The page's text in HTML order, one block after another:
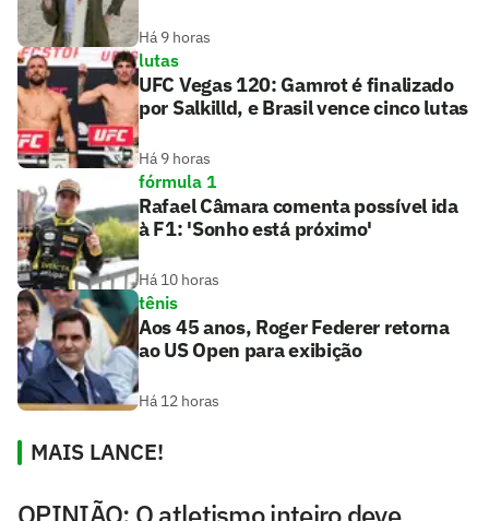
Há 9 horas
lutas
UFC Vegas 120: Gamrot é finalizado
por Salkilld, e Brasil vence cinco lutas
Há 9 horas
fórmula 1
Rafael Câmara comenta possível ida
à F1: 'Sonho está próximo'
Há 10 horas
tênis
Aos 45 anos, Roger Federer retorna
ao US Open para exibição
Há 12 horas
MAIS LANCE!